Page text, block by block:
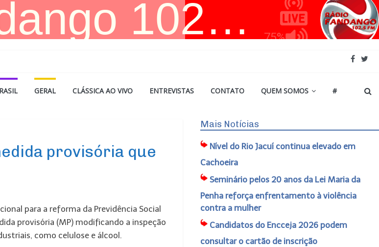
GERAL CLÁSSICA AO VIVO ENTREVISTAS CONTATO QUEM SOMOS #
provisória que
para a reforma da Previdência Social
provisória (MP) modificando a inspeção
como celulose e álcool.
Mais Notícias
Nível do Rio Jacuí continua elevado em
Cachoeira
Seminário pelos 20 anos da Lei Maria da
Penha reforça enfrentamento à violência
contra a mulher
Candidatos do Encceja 2026 podem
consultar o cartão de inscrição